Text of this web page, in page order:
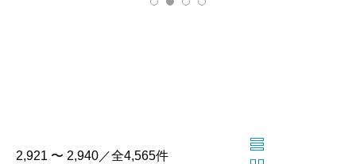
2,921 〜 2,940／全4,565件